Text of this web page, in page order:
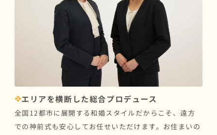
エリアを横断した総合プロデュース
全国12都市に展開する和婚スタイルだからこそ、遠方
での神前式も安心してお任せいただけます。お住まいの